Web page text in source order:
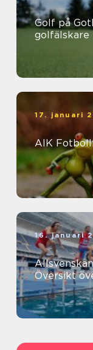
Golf på
golfälskare
17. januari
AIK
16. januari
Översikt